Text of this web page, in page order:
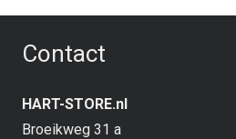
Contact
HART-STORE.nl
Broeikweg 31 a